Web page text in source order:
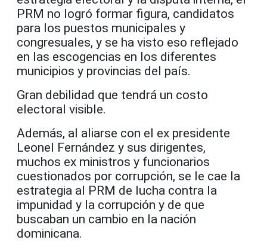
PRM no logró formar figura, candidatos
para los puestos municipales y
congresuales, y se ha visto eso reflejado
en las escogencias en los diferentes
municipios y provincias del país.
Gran debilidad que tendrá un costo
electoral visible.
Además, al aliarse con el ex presidente
Leonel Fernández y sus dirigentes,
muchos ex ministros y funcionarios
cuestionados por corrupción, se le cae la
estrategia al PRM de lucha contra la
impunidad y la corrupción y de que
buscaban un cambio en la nación
dominicana.